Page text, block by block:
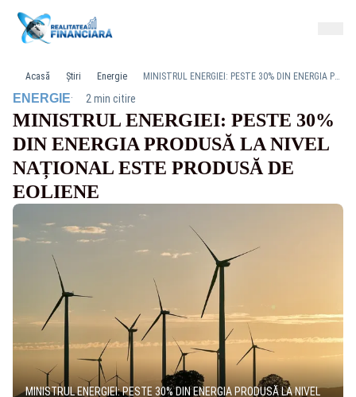
Acasă Știri Energie MINISTRUL ENERGIEI: PESTE 30% DIN ENERGIA PRODUSĂ LA NIVEL NAȚIONAL ESTE PRODUSĂ DE EOLIENE
ENERGIE· 2 min citire
MINISTRUL ENERGIEI: PESTE 30%
DIN ENERGIA PRODUSĂ LA NIVEL
NAȚIONAL ESTE PRODUSĂ DE
EOLIENE
MINISTRUL ENERGIEI: PESTE 30% DIN ENERGIA PRODUSĂ LA NIVEL